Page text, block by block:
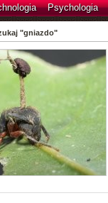
Psychologia
"gniazdo"